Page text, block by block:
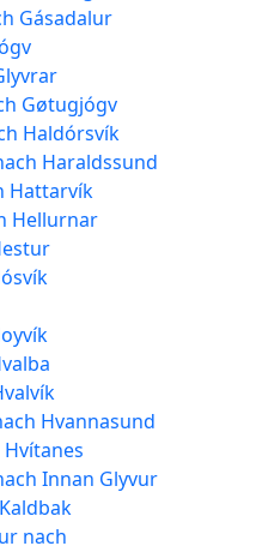
Gásadalur
Gøtugjógv
Haldórsvík
Haraldssund
Hattarvík
Hellurnar
Hvannasund
Innan Glyvur
nach